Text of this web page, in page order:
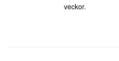
veckor.